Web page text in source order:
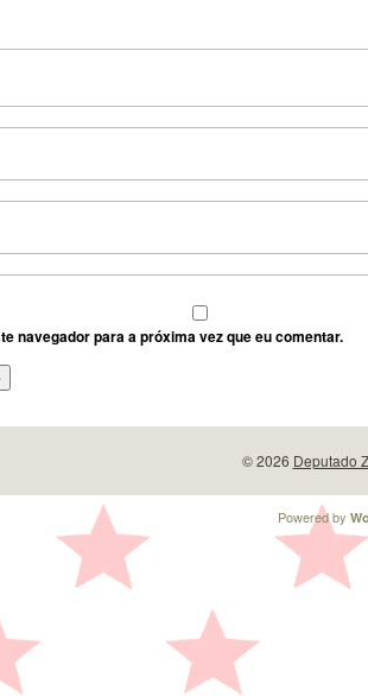
navegador para a próxima vez que eu comentar.
© 2026 Deputado
Powered by